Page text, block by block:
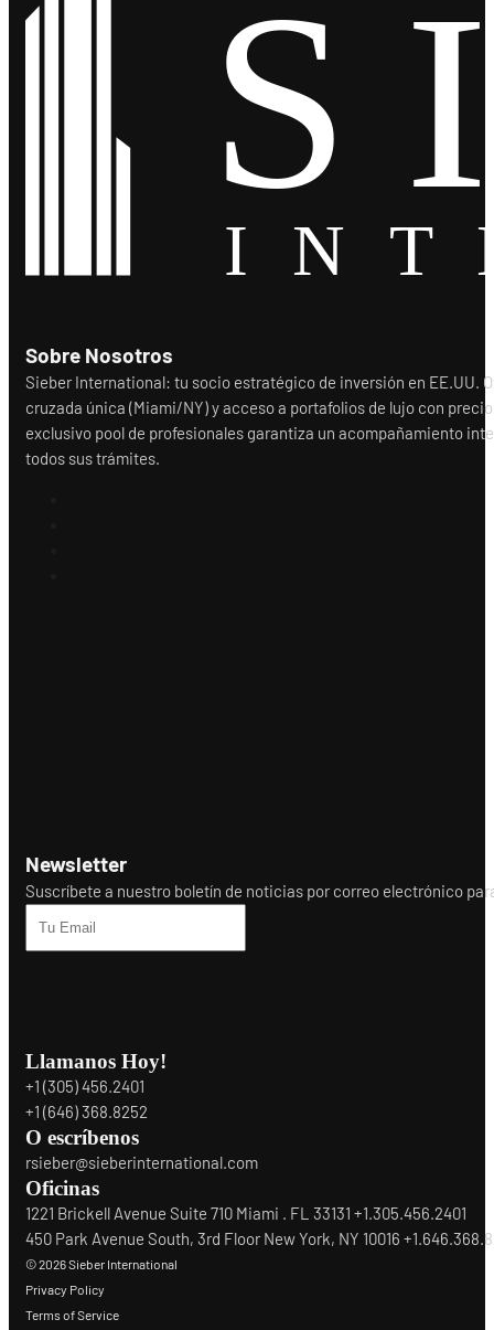
Sobre Nosotros
Sieber International: tu socio estratégico de inversión en EE.UU.
cruzada única (Miami/NY) y acceso a portafolios de lujo con
exclusivo pool de profesionales garantiza un acompañamiento
todos sus trámites.
Newsletter
Suscríbete a nuestro boletín de noticias por correo electrónico
Llamanos Hoy!
+1 (305) 456.2401
+1 (646) 368.8252
O escríbenos
rsieber@sieberinternational.com
Oficinas
1221 Brickell Avenue Suite 710 Miami . FL 33131 +1.305.456.2401
450 Park Avenue South, 3rd Floor New York, NY 10016
© 2026 Sieber International
Privacy Policy
Terms of Service